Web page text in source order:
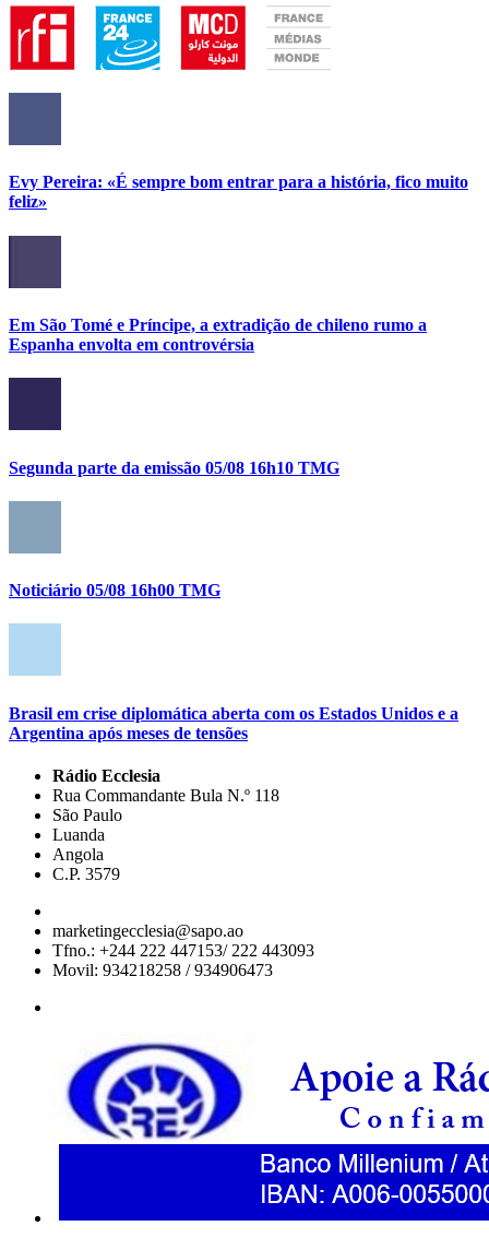
Evy Pereira: «É sempre bom entrar para a história, fico muito
feliz»
Em São Tomé e Príncipe, a extradição de chileno rumo a
Espanha envolta em controvérsia
Segunda parte da emissão 05/08 16h10 TMG
Noticiário 05/08 16h00 TMG
Brasil em crise diplomática aberta com os Estados Unidos e a
Argentina após meses de tensões
Rádio Ecclesia
Rua Commandante Bula N.º 118
São Paulo
Luanda
Angola
C.P. 3579
marketingecclesia@sapo.ao
Tfno.: +244 222 447153/ 222 443093
Movil: 934218258 / 934906473